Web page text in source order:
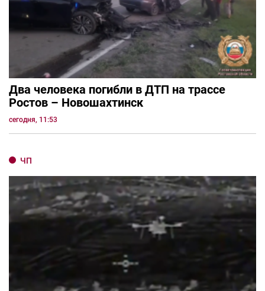
Два человека погибли в ДТП на трассе
Ростов – Новошахтинск
сегодня, 11:53
ЧП